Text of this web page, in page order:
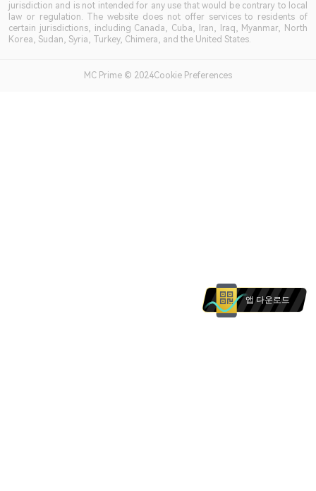
jurisdiction and is not intended for any use that would be contrary to local
law or regulation. The website does not offer services to residents of
certain jurisdictions, including Canada, Cuba, Iran, Iraq, Myanmar, North
Korea, Sudan, Syria, Turkey, Chimera, and the United States.
MC Prime © 2024Cookie Preferences
앱 다운로드